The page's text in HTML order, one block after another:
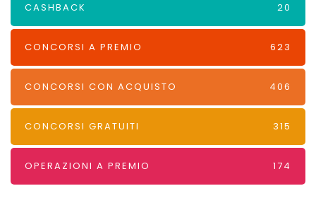
CASHBACK 20
CONCORSI A PREMIO 623
CONCORSI CON ACQUISTO 406
CONCORSI GRATUITI 315
OPERAZIONI A PREMIO 174